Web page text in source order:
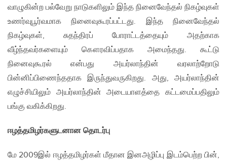
வாழுகின்ற பல்வேறு நாடுகளிலும் இந்த நினைவேந்தல் நிகழ்வுகள்
உணர்வுபூர்வமாக நினைவுகூரப்பட்டது. இந்த நினைவேந்தல்
நிகழ்வுகள், சுதந்திரப் போராட்டத்தையும் அதற்காக
வீழ்ந்தவர்களையும் கௌரவிப்பதாக அமைந்தது. கூட்டு
நினைவுகூரல் என்பது அயர்லாந்தின் வரலாற்றோடு
பின்னிப்பிணைந்ததாக இருந்துவருகிறது. அது, அயர்லாந்தின்
எழுச்சியிலும் அயர்லாந்தின் அடையாளத்தை கட்டமைப்பதிலும்
பங்கு வகிக்கிறது.
ஈழத்தமிழர்களுடனான தொடர்பு
மே 2009இல் ஈழத்தமிழர்கள் மீதான இனஅழிப்பு இடம்பெற்ற பின்,